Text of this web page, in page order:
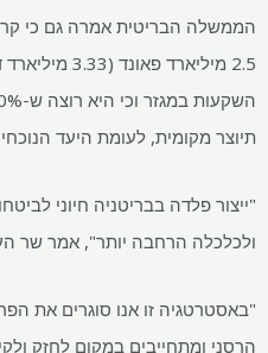
הממשלה הבריטית אמרה גם כי
2.5 מיליארד
תיוצר מקומית, לעומת היעד הנוכחי של
"ייצור פלדה בבריטניה חיוני
ולכלכלה הרחבה יותר", אמר שר
"באסטרטגיה זו אנו סוגרים את
הרסני ומתחייבים במקום לחזק